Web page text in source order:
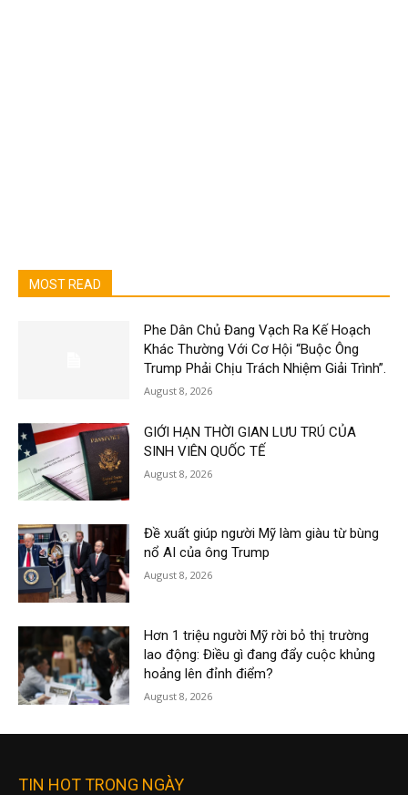
MOST READ
Phe Dân Chủ Đang Vạch Ra Kế Hoạch
Khác Thường Với Cơ Hội “Buộc Ông
Trump Phải Chịu Trách Nhiệm Giải Trình”.
August 8, 2026
GIỚI HẠN THỜI GIAN LƯU TRÚ CỦA
SINH VIÊN QUỐC TẾ
August 8, 2026
Đề xuất giúp người Mỹ làm giàu từ bùng
nổ AI của ông Trump
August 8, 2026
Hơn 1 triệu người Mỹ rời bỏ thị trường
lao động: Điều gì đang đẩy cuộc khủng
hoảng lên đỉnh điểm?
August 8, 2026
TIN HOT TRONG NGÀY